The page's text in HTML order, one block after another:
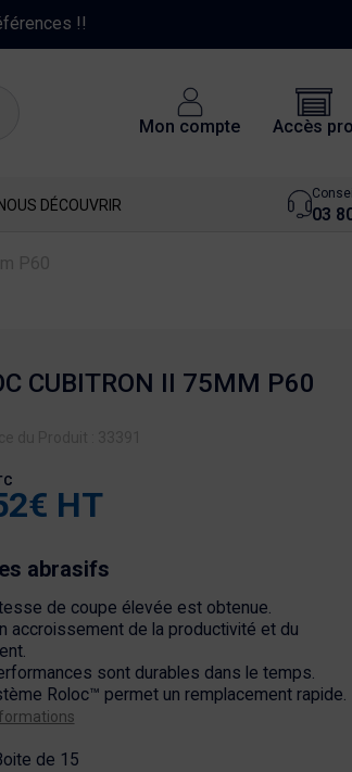
2026
Mon compte Accès pro
NOUS DÉCOUVRIR 03
P60
CUBITRON II 75MM P60
HT
abrasifs
de coupe élevée est obtenue.
accroissement de la productivité et du
sont durables dans le temps.
Roloc™ permet un remplacement rapide.
de 15